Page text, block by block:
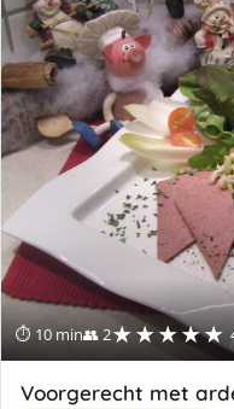
⏱ 10 min👥 2★★★★★
Voorgerecht met